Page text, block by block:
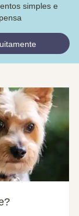
simples e